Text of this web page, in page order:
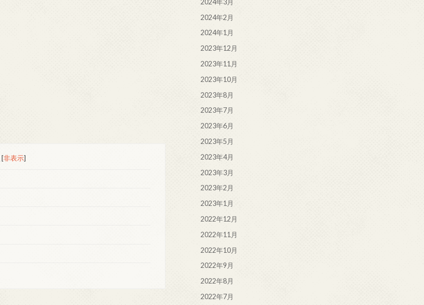
[非表示]
2024年2月
2024年1月
2023年12月
2023年11月
2023年10月
2023年8月
2023年7月
2023年6月
2023年5月
2023年4月
2023年3月
2023年2月
2023年1月
2022年12月
2022年11月
2022年10月
2022年9月
2022年8月
2022年7月